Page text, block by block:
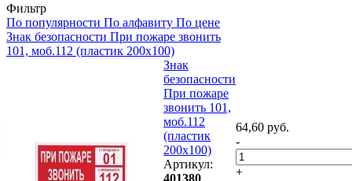
Фильтр
По популярности По алфавиту По цене
Знак безопасности При пожаре звонить
101, моб.112 (пластик 200х100)
Знак
безопасности
При пожаре
звонить 101,
моб.112
(пластик
200х100)
Артикул:
401380
64,60 руб.
-
+